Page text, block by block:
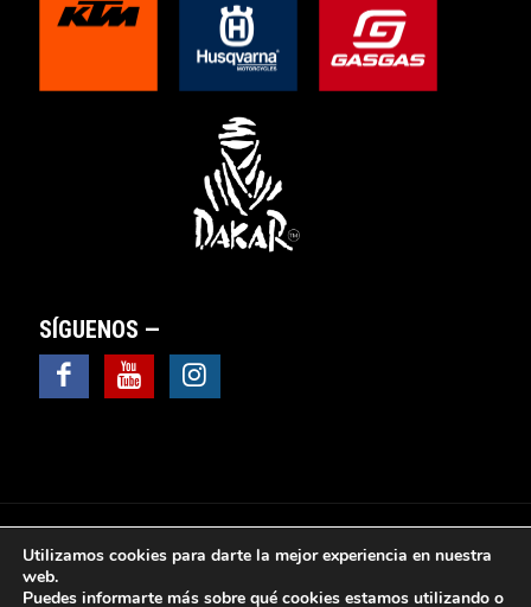
SÍGUENOS —
Utilizamos cookies para darte la mejor experiencia en nuestra
web.
Puedes informarte más sobre qué cookies estamos utilizando o